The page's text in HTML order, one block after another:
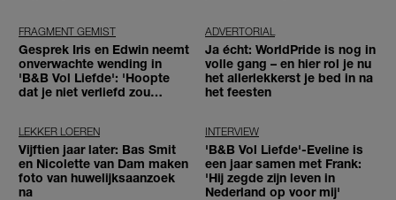
FRAGMENT GEMIST
Gesprek Iris en Edwin neemt
onverwachte wending in
'B&B Vol Liefde': 'Hoopte
dat je niet verliefd zou
ADVERTORIAL
Ja écht: WorldPride is nog in
volle gang – en hier rol je nu
het allerlekkerst je bed in na
het feesten
LEKKER LOEREN
Vijftien jaar later: Bas Smit
en Nicolette van Dam maken
foto van huwelijksaanzoek
na
INTERVIEW
'B&B Vol Liefde'-Eveline is
een jaar samen met Frank:
'Hij zegde zijn leven in
Nederland op voor mij'